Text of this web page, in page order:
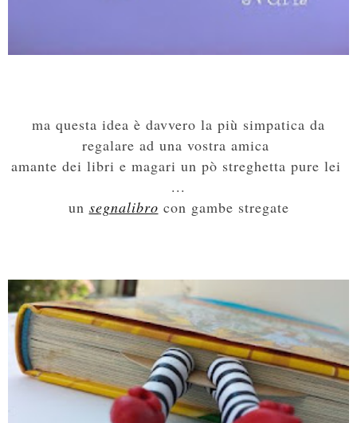
ma questa idea è davvero la più simpatica da
regalare ad una vostra amica
amante dei libri e magari un pò streghetta pure lei
...
un segnalibro con gambe stregate